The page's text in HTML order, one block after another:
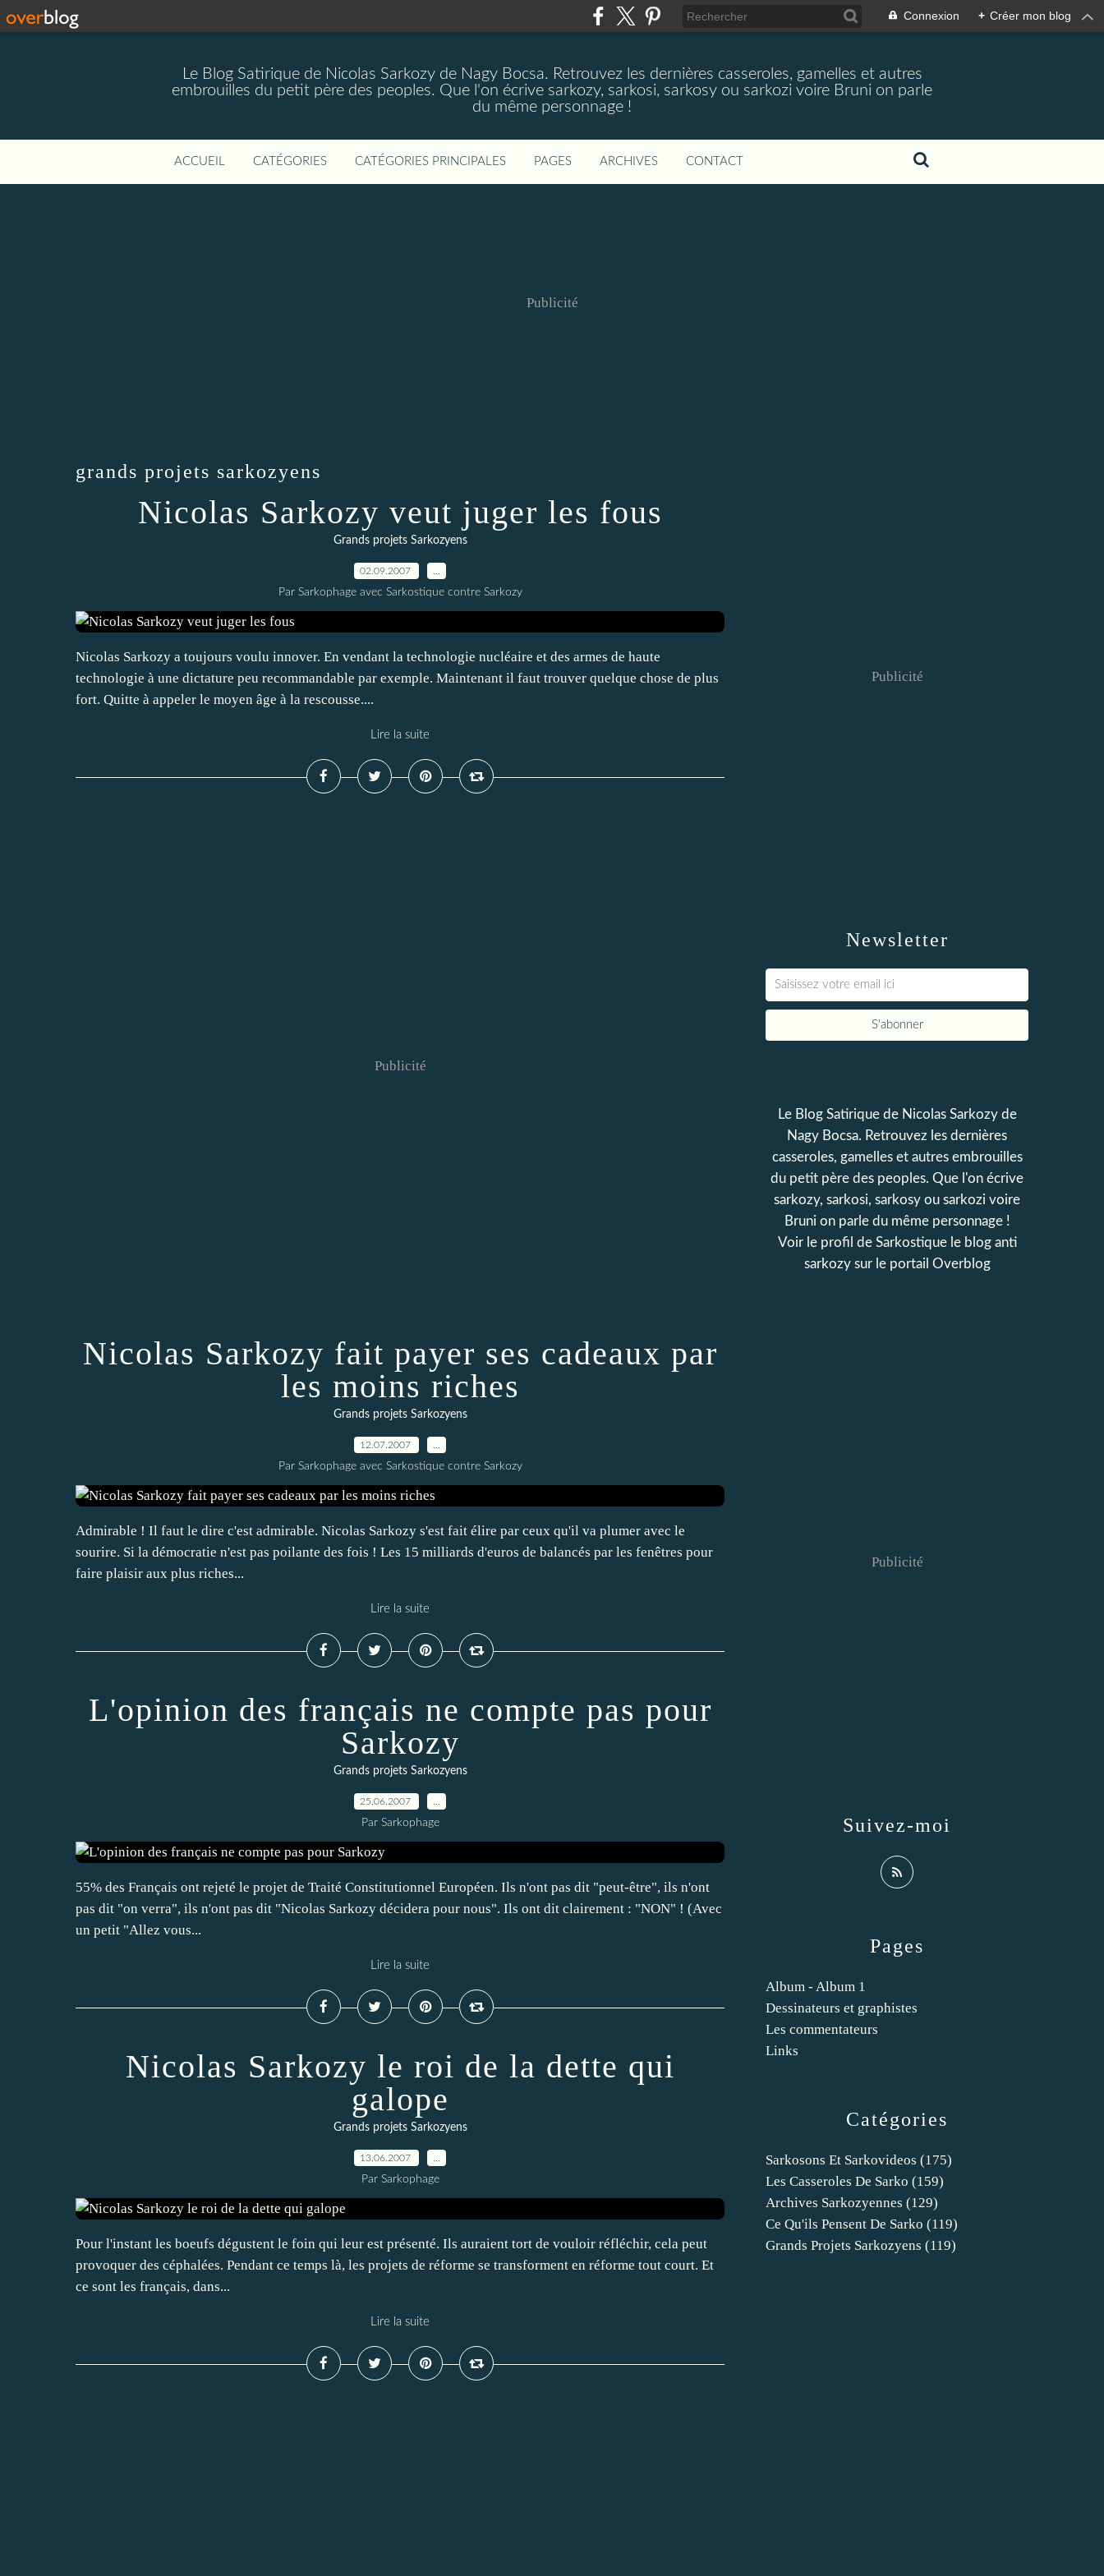
Connexion + Créer mon blog
Le Blog Satirique de Nicolas Sarkozy de Nagy Bocsa. Retrouvez les dernières casseroles, gamelles et autres
embrouilles du petit père des peoples. Que l'on écrive sarkozy, sarkosi, sarkosy ou sarkozi voire Bruni on parle
du même personnage !
ACCUEIL CATÉGORIES CATÉGORIES PRINCIPALES PAGES ARCHIVES CONTACT
Publicité
grands projets sarkozyens
Nicolas Sarkozy veut juger les fous
Grands projets Sarkozyens
02.09.2007
Par Sarkophage avec Sarkostique contre Sarkozy
Nicolas Sarkozy a toujours voulu innover. En vendant la technologie nucléaire et des armes de haute
technologie à une dictature peu recommandable par exemple. Maintenant il faut trouver quelque chose de plus
fort. Quitte à appeler le moyen âge à la rescousse....
Lire la suite
Publicité
Nicolas Sarkozy fait payer ses cadeaux par
les moins riches
Grands projets Sarkozyens
12.07.2007
Par Sarkophage avec Sarkostique contre Sarkozy
Admirable ! Il faut le dire c'est admirable. Nicolas Sarkozy s'est fait élire par ceux qu'il va plumer avec le
sourire. Si la démocratie n'est pas poilante des fois ! Les 15 milliards d'euros de balancés par les fenêtres pour
faire plaisir aux plus riches...
Lire la suite
L'opinion des français ne compte pas pour
Sarkozy
Grands projets Sarkozyens
25.06.2007
Par Sarkophage
55% des Français ont rejeté le projet de Traité Constitutionnel Européen. Ils n'ont pas dit "peut-être", ils n'ont
pas dit "on verra", ils n'ont pas dit "Nicolas Sarkozy décidera pour nous". Ils ont dit clairement : "NON" ! (Avec
un petit "Allez vous...
Lire la suite
Nicolas Sarkozy le roi de la dette qui
galope
Grands projets Sarkozyens
13.06.2007
Par Sarkophage
Pour l'instant les boeufs dégustent le foin qui leur est présenté. Ils auraient tort de vouloir réfléchir, cela peut
provoquer des céphalées. Pendant ce temps là, les projets de réforme se transforment en réforme tout court. Et
ce sont les français, dans...
Lire la suite
Newsletter
Publicité
Catégories
Sarkosons Et Sarkovideos (175)
Les Casseroles De Sarko (159)
Archives Sarkozyennes (129)
Ce Qu'ils Pensent De Sarko (119)
Grands Projets Sarkozyens (119)
Pages
Album - Album 1
Dessinateurs et graphistes
Les commentateurs
Links
Le Blog Satirique de Nicolas Sarkozy de
Nagy Bocsa. Retrouvez les dernières
casseroles, gamelles et autres embrouilles
du petit père des peoples. Que l'on écrive
sarkozy, sarkosi, sarkosy ou sarkozi voire
Bruni on parle du même personnage !
Voir le profil de Sarkostique le blog anti
sarkozysur le portail Overblog
Suivez-moi
Publicité